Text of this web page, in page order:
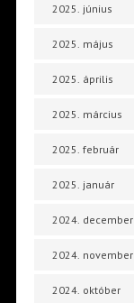
2025. június
2025. május
2025. április
2025. március
2025. február
2025. január
2024. december
2024. november
2024. október